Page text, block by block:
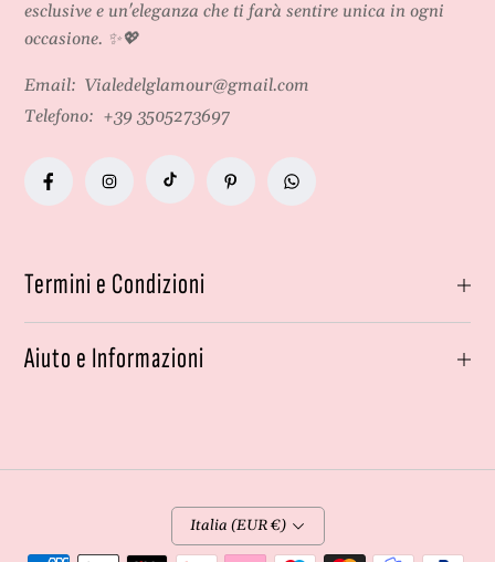
esclusive e un'eleganza che ti farà sentire unica in ogni
occasione. ✨💖
Email: Vialedelglamour@gmail.com
Telefono: +39 3505273697
Termini e Condizioni
Aiuto e Informazioni
Italia (EUR €)